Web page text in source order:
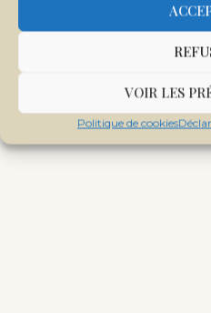
VOIR LES
Politique de cookies